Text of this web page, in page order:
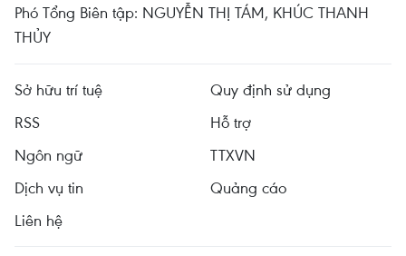
Phó Tổng Biên tập: NGUYỄN THỊ TÁM, KHÚC THANH
THỦY
Sở hữu trí tuệ
Quy định sử dụng
RSS
Hỗ trợ
Ngôn ngữ
TTXVN
Dịch vụ tin
Quảng cáo
Liên hệ